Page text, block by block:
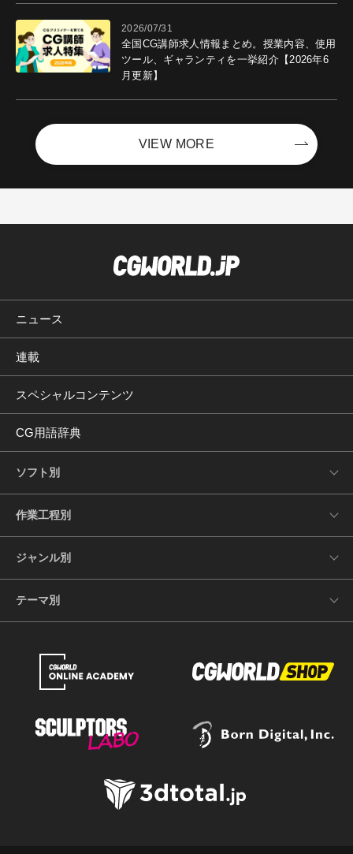
2026/07/31
全国CG講師求人情報まとめ。授業内容、使用
ツール、ギャランティを一挙紹介【2026年6
月更新】
VIEW MORE
ニュース
連載
スペシャルコンテンツ
CG用語辞典
ソフト別
作業工程別
ジャンル別
テーマ別